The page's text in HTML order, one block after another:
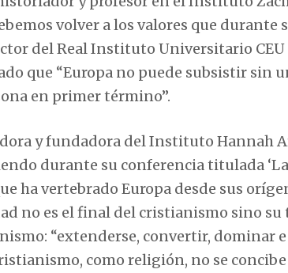
volver a los valores que durante
del Real Instituto Universitario CEU
que “Europa no puede subsistir
en primer término”.
y fundadora del Instituto Hannah
durante su conferencia titulada
ha vertebrado Europa desde sus
no es el final del cristianismo sino su
“extenderse, convertir, dominar e
como religión, no se